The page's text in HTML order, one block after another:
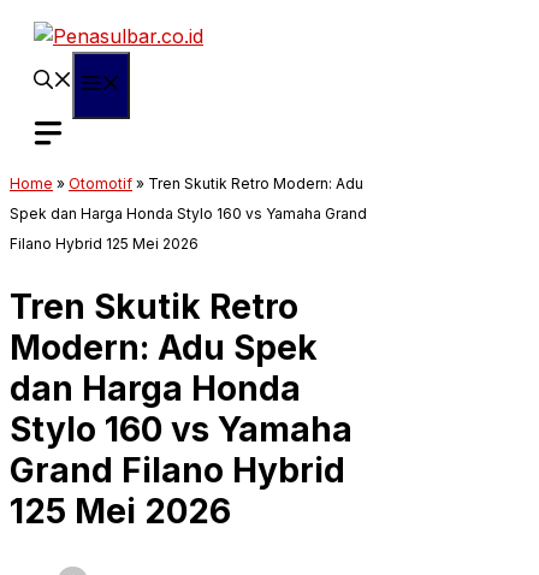
Langsung
Home » Otomotif » Tren Skutik Retro Modern: Adu
Spek dan Harga Honda Stylo 160 vs Yamaha Grand
Filano Hybrid 125 Mei 2026
Tren Skutik Retro
Modern: Adu Spek
dan Harga Honda
Stylo 160 vs Yamaha
Grand Filano Hybrid
125 Mei 2026